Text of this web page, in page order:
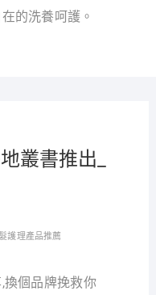
的洗養呵護。
叢書推出_
護理產品推薦
換個品牌挽救你